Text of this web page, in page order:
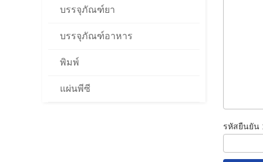
บรรจุภัณฑ์ยา
บรรจุภัณฑ์อาหาร
พิมพ์
แผ่นพีซี
รหัสยืนยัน